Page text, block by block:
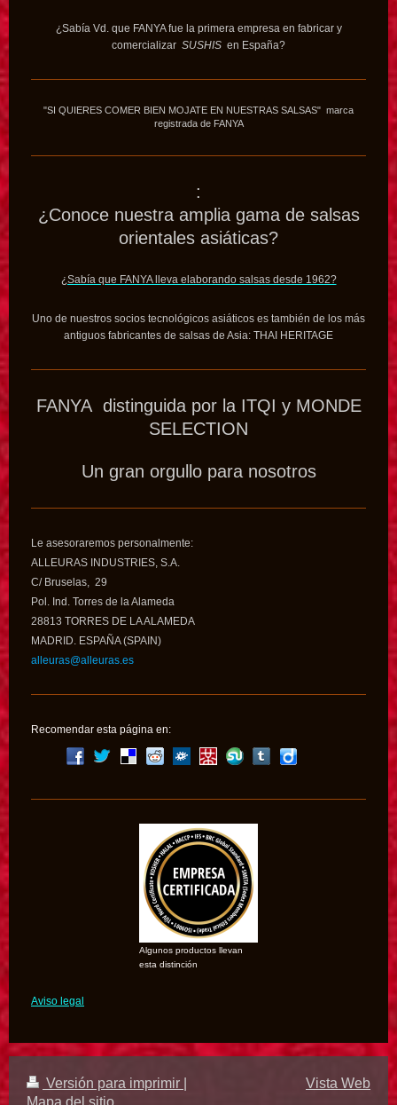
¿Sabía Vd. que FANYA fue la primera empresa en fabricar y
comercializar SUSHIS en España?
"SI QUIERES COMER BIEN MOJATE EN NUESTRAS SALSAS" marca
registrada de FANYA
:
¿Conoce nuestra amplia gama de salsas
orientales asiáticas?
¿Sabía que FANYA lleva elaborando salsas desde 1962?
Uno de nuestros socios tecnológicos asiáticos es también de los más
antiguos fabricantes de salsas de Asia: THAI HERITAGE
FANYA distinguida por la ITQI y MONDE
SELECTION
Un gran orgullo para nosotros
Le asesoraremos personalmente:
ALLEURAS INDUSTRIES, S.A.
C/ Bruselas, 29
Pol. Ind. Torres de la Alameda
28813 TORRES DE LA ALAMEDA
MADRID. ESPAÑA (SPAIN)
alleuras@alleuras.es
Recomendar esta página en:
Algunos productos llevan
esta distinción
Aviso legal
Versión para imprimir
Mapa del sitio
Vista Web